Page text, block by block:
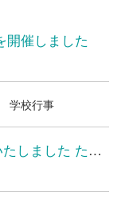
開催しました
学校行事
令和８年度の学校説明会は終了いたしました たくさんのご参加あり...